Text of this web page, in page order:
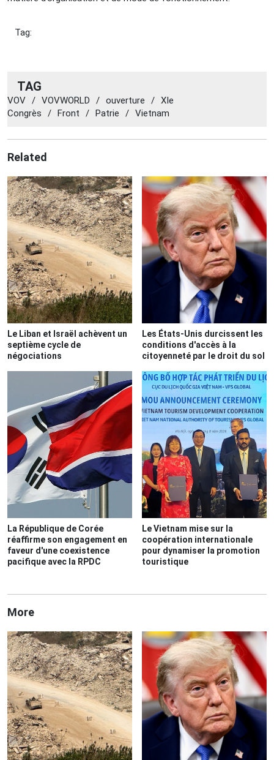
Tag:
TAG
VOV / VOVWORLD / ouverture / XIe
Congrès
/ Front / Patrie / Vietnam
Related
Le Liban et Israël achèvent un
septième cycle de
négociations
Les États-Unis durcissent les
conditions d'accès à la
citoyenneté par le droit du sol
La République de Corée
réaffirme son engagement en
faveur d'une coexistence
pacifique avec la RPDC
Le Vietnam mise sur la
coopération internationale
pour dynamiser la promotion
touristique
More